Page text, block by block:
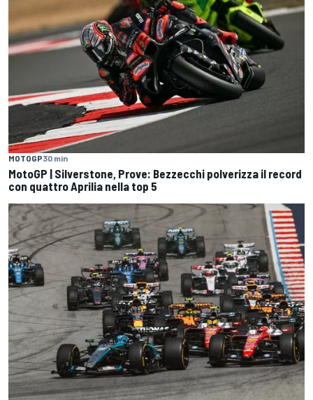
MOTOGP30 min
MotoGP | Silverstone, Prove: Bezzecchi polverizza il record
con quattro Aprilia nella top 5